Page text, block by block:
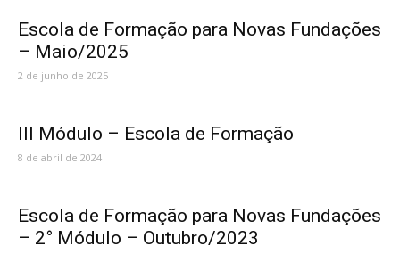
Escola de Formação para Novas Fundações
– Maio/2025
2 de junho de 2025
III Módulo – Escola de Formação
8 de abril de 2024
Escola de Formação para Novas Fundações
– 2° Módulo – Outubro/2023